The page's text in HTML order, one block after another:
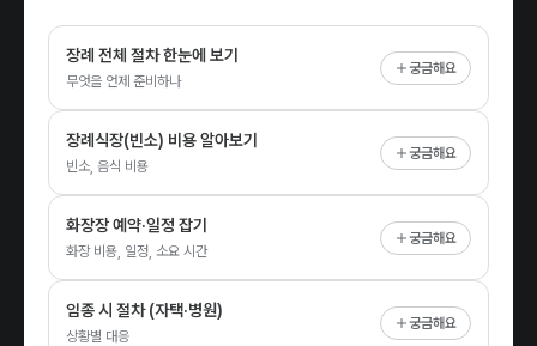
장례 전체 절차 한눈에 보기
무엇을 언제 준비하나
궁금해요
장례식장(빈소) 비용 알아보기
빈소, 음식 비용
궁금해요
화장장 예약·일정 잡기
화장 비용, 일정, 소요 시간
궁금해요
임종 시 절차 (자택·병원)
상황별 대응
궁금해요